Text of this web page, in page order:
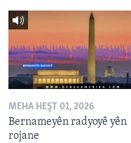
MEHA HEŞT 01, 2026
Bernameyên radyoyê yên
rojane